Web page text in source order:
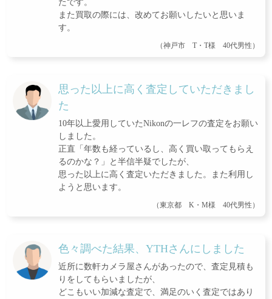
たです。
また買取の際には、改めてお願いしたいと思いま
す。
（神戸市 T・T様 40代男性）
思った以上に高く査定していただきまし
た
10年以上愛用していたNikonの一レフの査定をお願い
しました。
正直「年数も経っているし、高く買い取ってもらえ
るのかな？」と半信半疑でしたが、
思った以上に高く査定いただきました。また利用し
ようと思います。
（東京都 K・M様 40代男性）
色々調べた結果、YTHさんにしました
近所に数軒カメラ屋さんがあったので、査定見積も
りをしてもらいましたが、
どこもいい加減な査定で、満足のいく査定ではあり